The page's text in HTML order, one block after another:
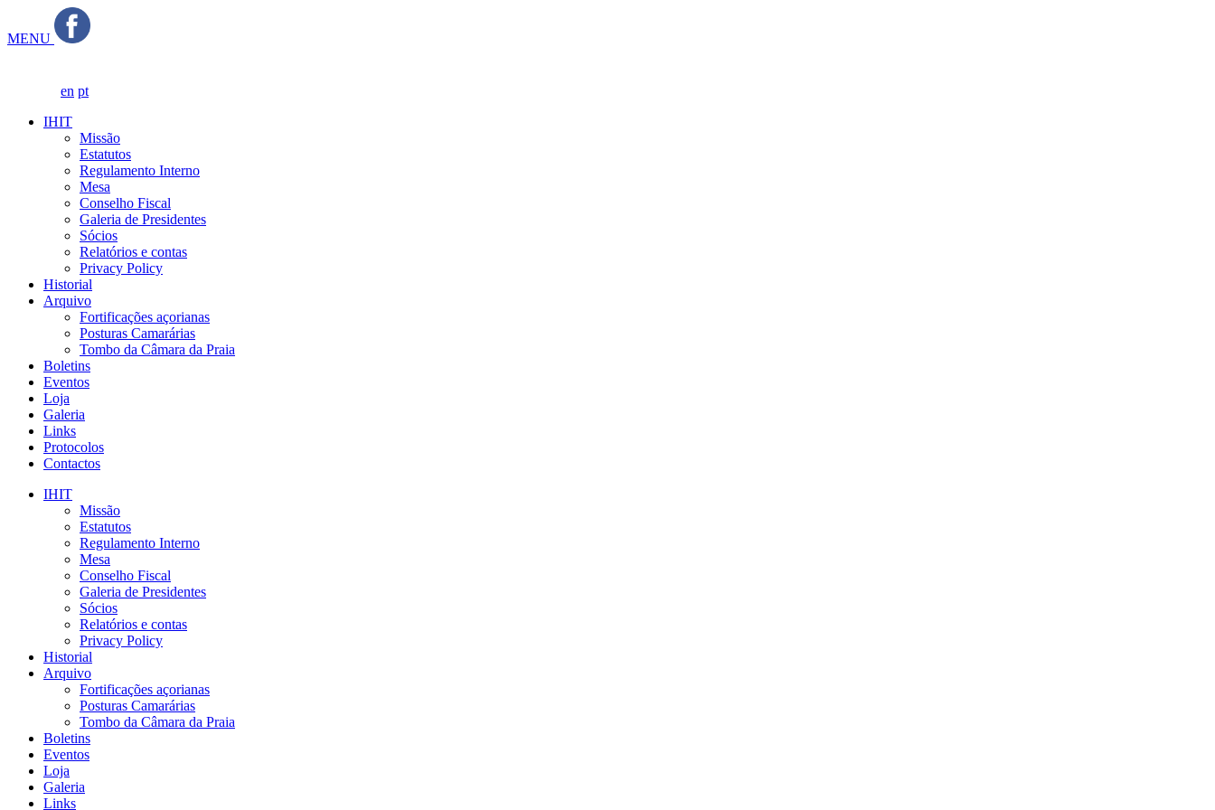
MENU
en pt
IHIT
Missão
Estatutos
Regulamento Interno
Mesa
Conselho Fiscal
Galeria de Presidentes
Sócios
Relatórios e contas
Privacy Policy
Historial
Arquivo
Fortificações açorianas
Posturas Camarárias
Tombo da Câmara da Praia
Boletins
Eventos
Loja
Galeria
Links
Protocolos
Contactos
IHIT
Missão
Estatutos
Regulamento Interno
Mesa
Conselho Fiscal
Galeria de Presidentes
Sócios
Relatórios e contas
Privacy Policy
Historial
Arquivo
Fortificações açorianas
Posturas Camarárias
Tombo da Câmara da Praia
Boletins
Eventos
Loja
Galeria
Links